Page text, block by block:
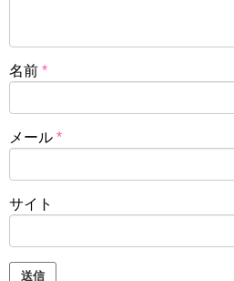
名前 *
メール *
サイト